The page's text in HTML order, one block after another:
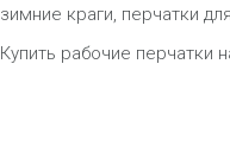
зимние краги, перчатки
Купить рабочие перчатки